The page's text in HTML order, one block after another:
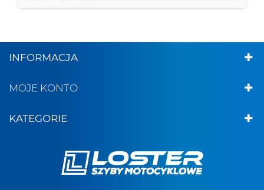
INFORMACJA
MOJE KONTO
KATEGORIE